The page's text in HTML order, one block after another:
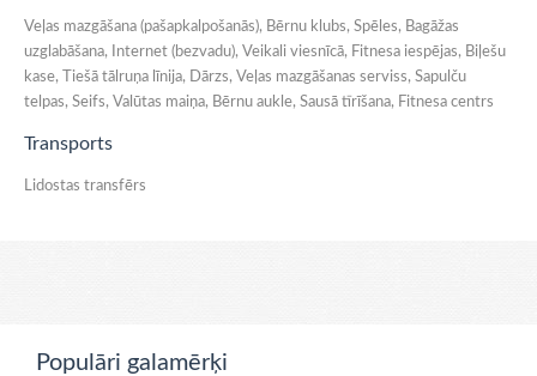
Veļas mazgāšana (pašapkalpošanās), Bērnu klubs, Spēles, Bagāžas
uzglabāšana, Internet (bezvadu), Veikali viesnīcā, Fitnesa iespējas, Biļešu
kase, Tiešā tālruņa līnija, Dārzs, Veļas mazgāšanas serviss, Sapulču
telpas, Seifs, Valūtas maiņa, Bērnu aukle, Sausā tīrīšana, Fitnesa centrs
Transports
Lidostas transfērs
Populāri galamērķi